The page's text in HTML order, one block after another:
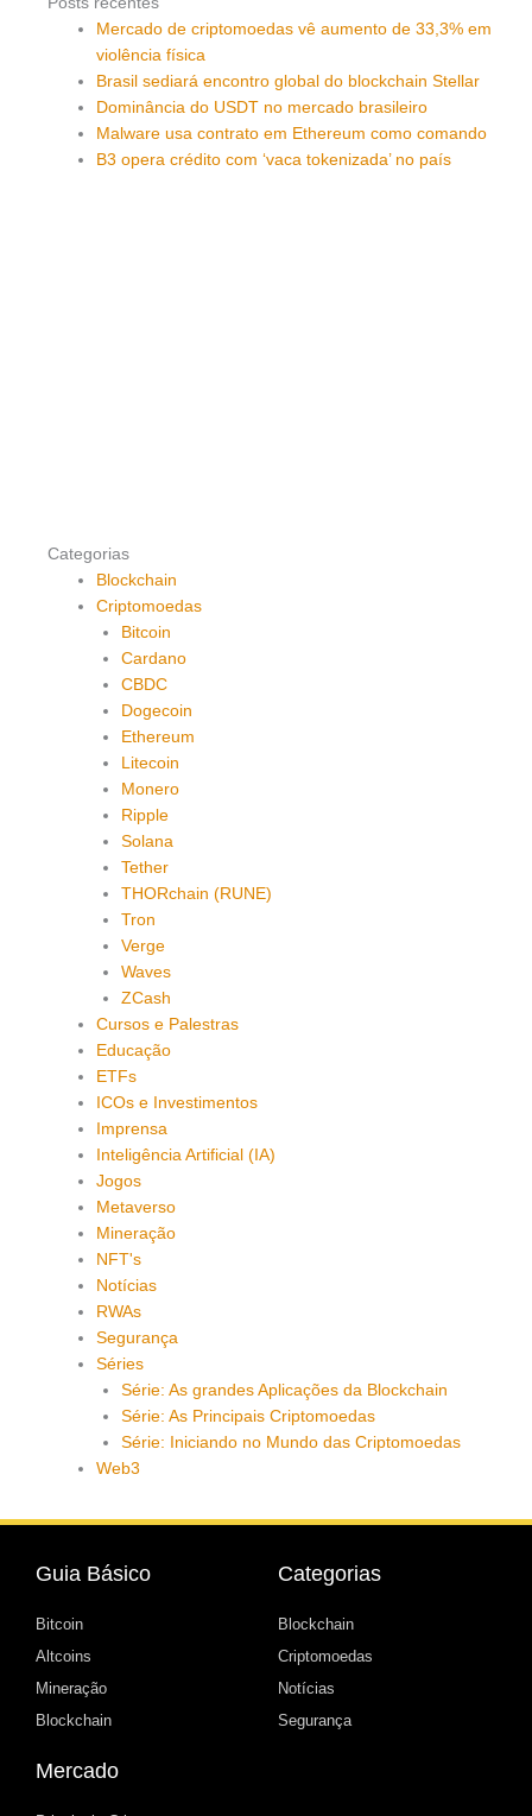
Mercado de criptomoedas vê aumento de 33,3% em
violência física
Brasil sediará encontro global do blockchain Stellar
Dominância do USDT no mercado brasileiro
Malware usa contrato em Ethereum como comando
B3 opera crédito com ‘vaca tokenizada’ no país
Categorias
Blockchain
Criptomoedas
Bitcoin
Cardano
CBDC
Dogecoin
Ethereum
Litecoin
Monero
Ripple
Solana
Tether
THORchain (RUNE)
Tron
Verge
Waves
ZCash
Cursos e Palestras
Educação
ETFs
ICOs e Investimentos
Imprensa
Inteligência Artificial (IA)
Jogos
Metaverso
Mineração
NFT's
Notícias
RWAs
Segurança
Séries
Série: As grandes Aplicações da Blockchain
Série: As Principais Criptomoedas
Série: Iniciando no Mundo das Criptomoedas
Web3
Guia Básico
Bitcoin
Altcoins
Mineração
Blockchain
Categorias
Blockchain
Criptomoedas
Notícias
Segurança
Mercado